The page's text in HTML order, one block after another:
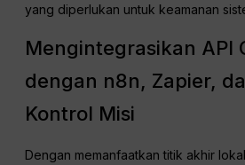
yang diperlukan untuk keamanan
Mengintegrasikan API
dengan n8n, Zapier,
Kontrol Misi
Dengan memanfaatkan titik akhir